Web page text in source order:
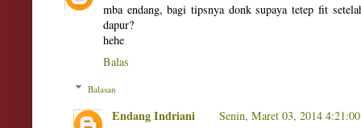
mba endang, bagi tipsnya donk supaya tetep fit
dapur?
hehe
Balas
Balasan
Endang Indriani
Senin, Maret 03, 2014